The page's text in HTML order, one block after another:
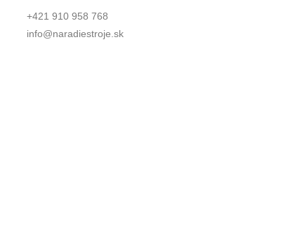
+421 910 958 768
info@naradiestroje.sk